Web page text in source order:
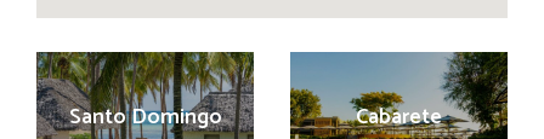
Santo Domingo Cabarete